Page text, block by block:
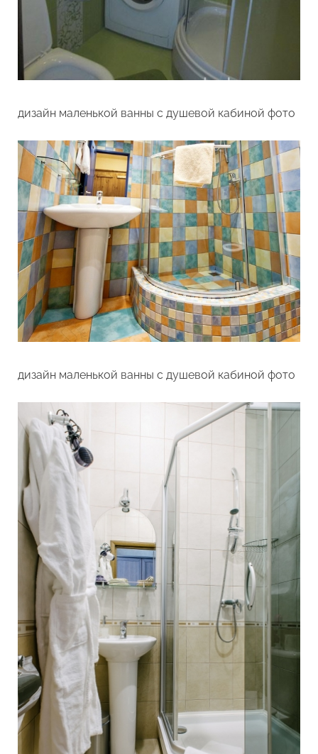
дизайн маленькой ванны с душевой кабиной фото
дизайн маленькой ванны с душевой кабиной фото